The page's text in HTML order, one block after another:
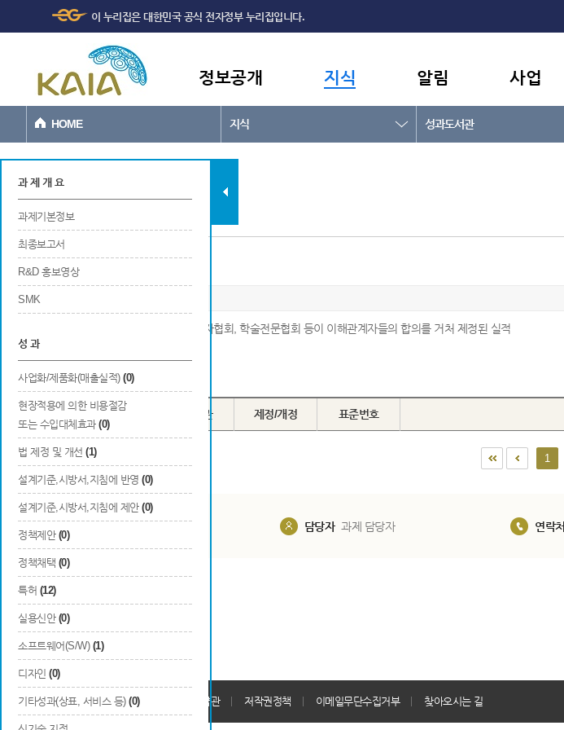
본문바로가기
이 누리집은 대한민국 공식 전자정부 누리집입니다.
정보공개 지식 알림 사업
HOME 지식 성과도서관
과제현황
과 제 개 요
과제기본정보
최종보고서
R&D 홍보영상
SMK
성 과
사업화/제품화(매출실적) (0)
현장적용에 의한 비용절감
또는 수입대체효과 (0)
법 제정 및 개선 (1)
설계기준,시방서,지침에 반영 (0)
설계기준,시방서,지침에 제안 (0)
정책제안 (0)
정책채택 (0)
특허 (12)
실용신안 (0)
소프트웨어(S/W) (1)
디자인 (0)
기타성과(상표, 서비스 등) (0)
표준 채택
※ 국내외에서 공인된 표주놔기관, 생산자협회, 학술전문협회 등이 이해관계자들의 합의를 거처 제정된 실적
Total0건
번호 구분 채택기관 제정/개정 표준번호
1
담당자 과제 담당자 연락처
개인정보처리방침 회원가입약관 저작권정책 이메일무단수집거부 찾아오시는 길